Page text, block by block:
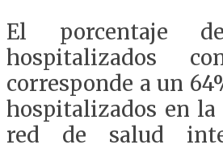
El porcentaje
hospitalizados
corresponde a un
hospitalizados en la
red de salud